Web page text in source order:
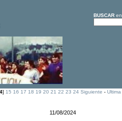
BUSCARen
] 15 16 17 18 19 20 21 22 23 24 Siguiente - Ultima
11/08/2024